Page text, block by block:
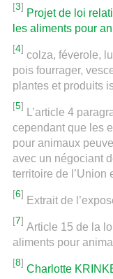
[3]
Projet de loi
les aliments pour
[4]
colza, féverole,
pois fourrager,
plantes et produits
[5]
L’article 4
cependant que les
pour animaux
avec un négociant
territoire de l’Union
[6]
Extrait de
[7]
Article 15 de la
aliments pour
[8]
Charlotte